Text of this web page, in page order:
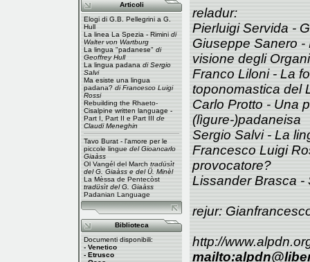
Articoli
Elogi di G.B. Pellegrini a G.
Hull
La linea La Spezia - Rimini di
Walter von Wartburg
La lingua "padanese" di
Geoffrey Hull
La lingua padana di Sergio
Salvi
Ma esiste una lingua
padana? di Francesco Luigi
Rossi
Rebuilding the Rhaeto-
Cisalpine written language -
Part I,Part IIePart III de
Claudi Meneghin
Tavo Burat - l'amore per le
piccole linguedel Gioancarlo
Giaàss
Ol Vangél del March tradüsìt
del G. Giaàss e del Ü. Minèl
La Mèssa de Pentecòst
tradüsìt del G. Giaàss
Padanian Language
Biblioteca
Documenti disponibili:
- Venetico
- Etrusco
reladur:
Pierluigi Servida -
Giuseppe Sanero -
visione degli
Franco Liloni -La
toponomastica del
Carlo Protto -Una
(lìgure-)padaneisa
Sergio Salvi -La
Francesco Luigi
provocatore?
Lissander Brasca -
rejur:
http://
mailto: